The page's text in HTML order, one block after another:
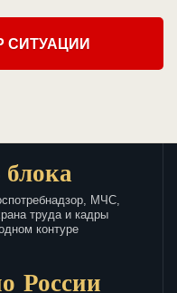
СИТУАЦИИ
блока
МЧС,
труда и кадры
контуре
России